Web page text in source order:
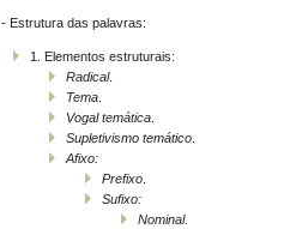
I - Estrutura das palavras:
1. Elementos estruturais:
Radical.
Tema
Vogal temática
Supletivismo temático
Afixo:
Prefixo
Sufixo:
Nominal.